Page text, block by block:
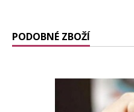
PODOBNÉ ZBOŽÍ